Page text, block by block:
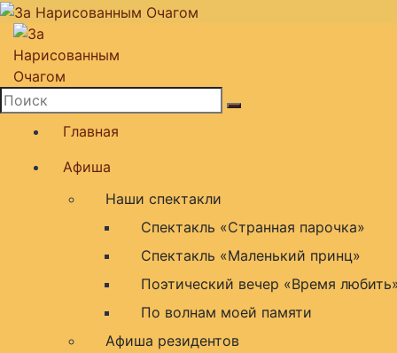
Перейти
содержимому
театральная площадка
Главная
Афиша
Наши спектакли
Спектакль «Странная парочка»
Спектакль «Маленький принц»
Поэтический вечер «Время
По волнам моей памяти
Афиша резидентов